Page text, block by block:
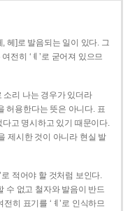
, 헤]로 발음되는 일이 있다. 그
전히 ‘ㅖ’로 굳어져 있으므
소리 나는 경우가 있더라
허용한다는 뜻은 아니다. 표
고 명시하고 있기 때문이다.
제시한 것이 아니라 현실 발
로 적어야 할 것처럼 보인다.
수 없고 철자와 발음이 반드
히 표기를 ‘ㅖ’로 인식하므